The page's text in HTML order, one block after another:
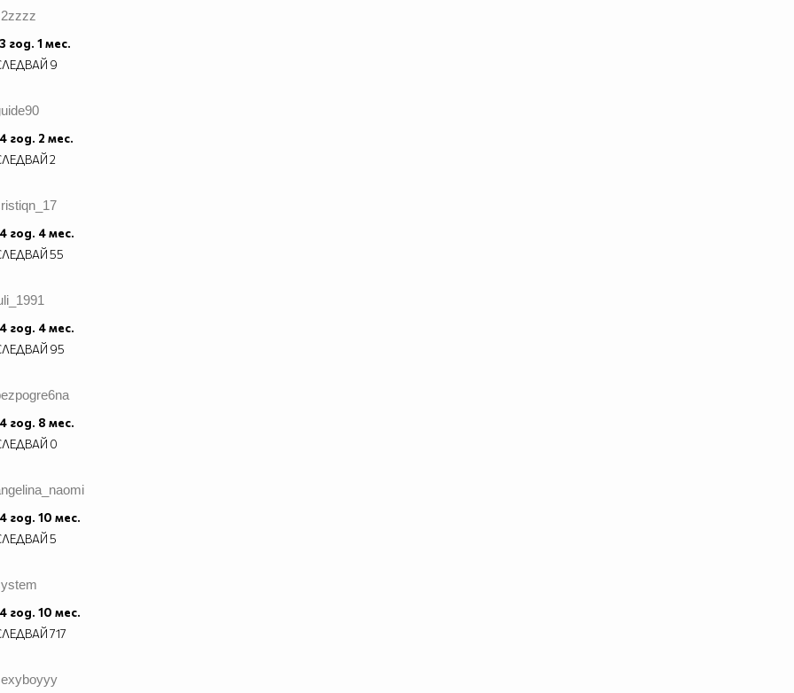
год. 1 мес.
9
год. 2 мес.
2
год. 4 мес.
55
год. 4 мес.
95
год. 8 мес.
0
год. 10 мес.
5
год. 10 мес.
717